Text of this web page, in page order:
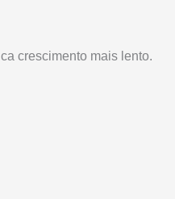
crescimento mais lento.